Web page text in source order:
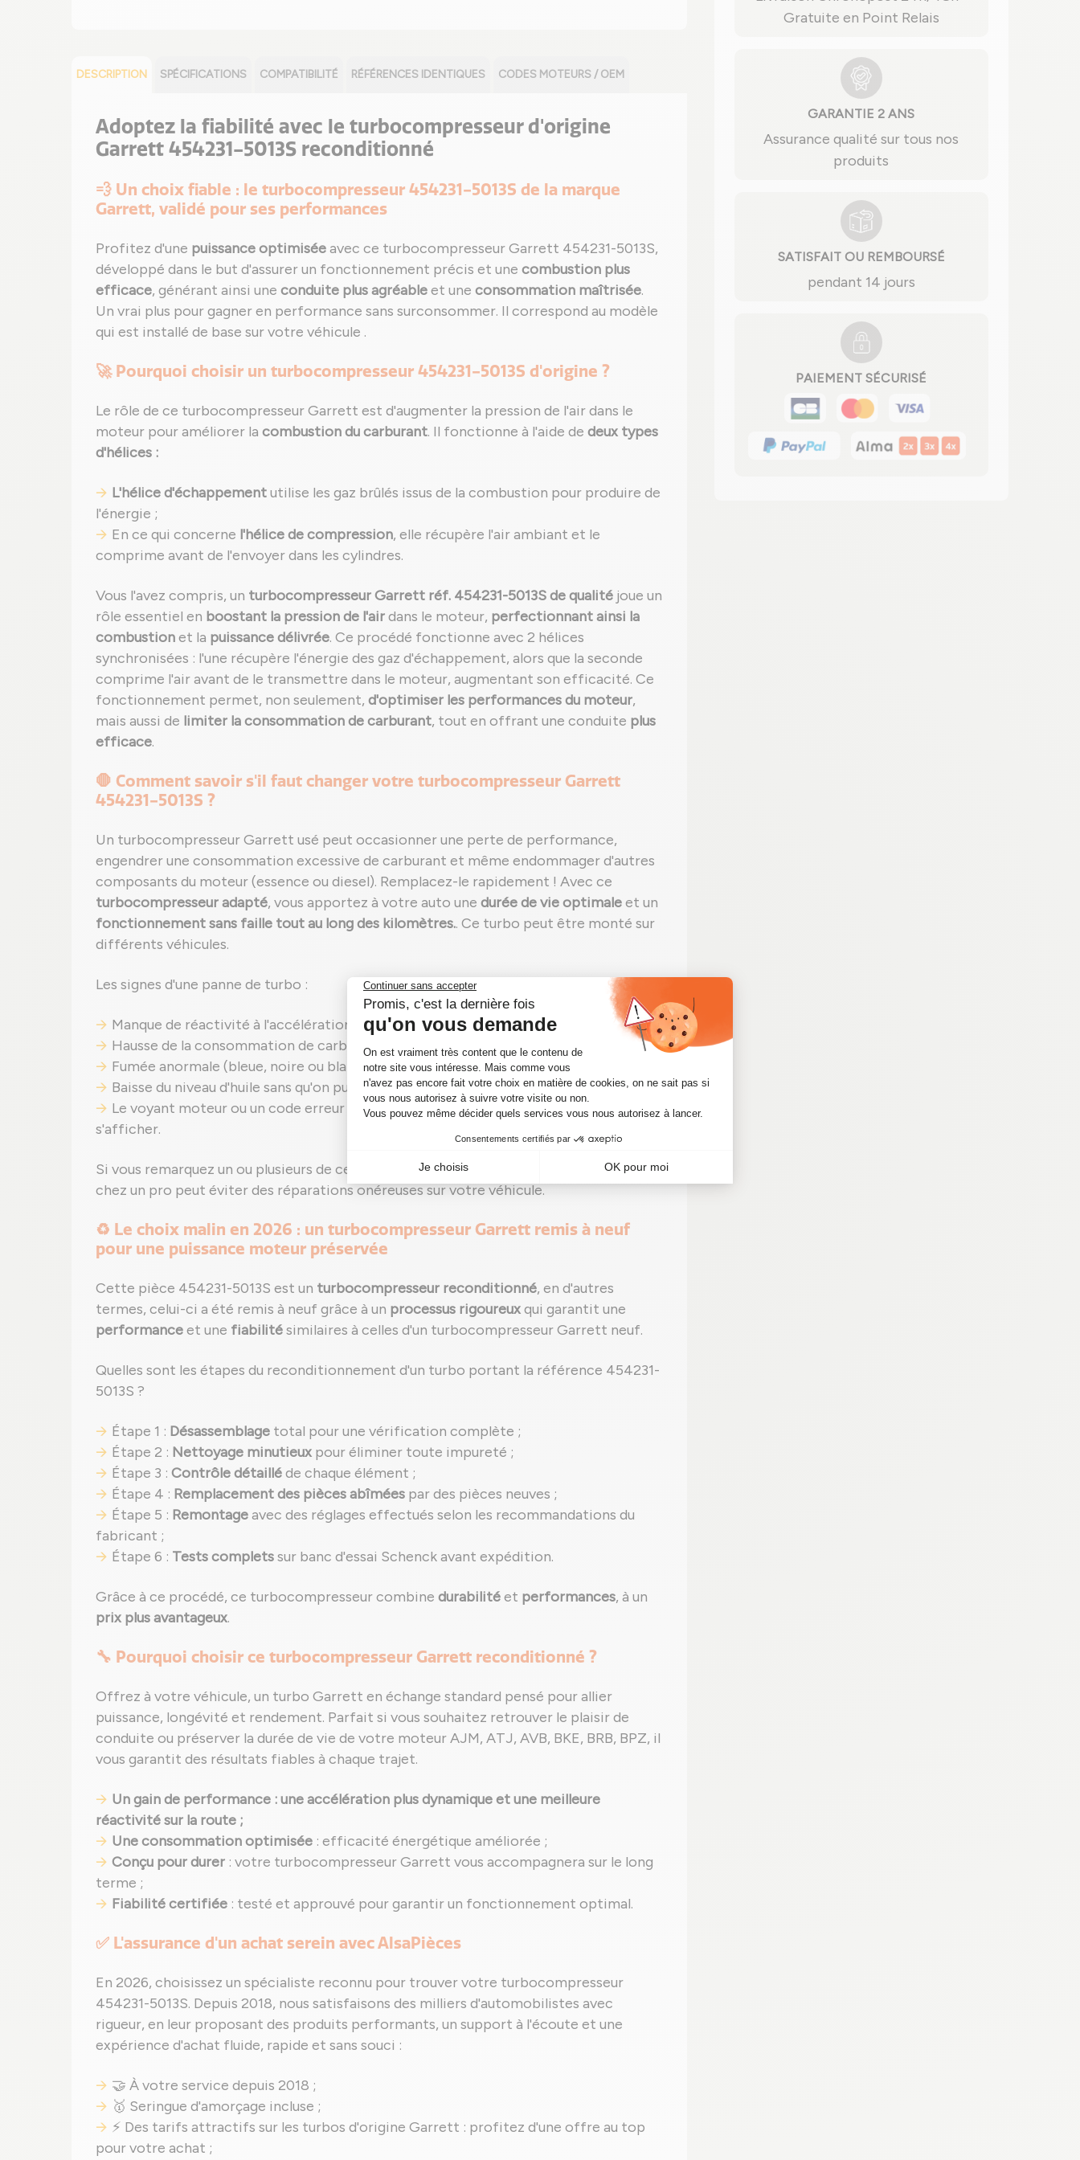
DESCRIPTION SPÉCIFICATIONS COMPATIBILITÉ RÉFÉRENCES IDENTIQUES CODES MOTEURS / OEM
Adoptez la fiabilité avec le turbocompresseur d'origine
Garrett 454231-5013S reconditionné
💨 Un choix fiable : le turbocompresseur 454231-5013S de la marque
Garrett, validé pour ses performances
Profitez d'une puissance optimiséeavec ce turbocompresseur Garrett 454231-5013S,
développé dans le but d'assurer un fonctionnement précis et une combustion plus
efficace, générant ainsi une conduite plus agréableet une consommation maîtrisée.
Un vrai plus pour gagner en performance sans surconsommer. Il correspond au modèle
qui est installé de base sur votre véhicule .
🚀 Pourquoi choisir un turbocompresseur 454231-5013S d'origine ?
Le rôle de ce turbocompresseur Garrett est d'augmenter la pression de l'air dans le
moteur pour améliorer la combustion du carburant. Il fonctionne à l'aide de deux types
d'hélices :
L'hélice d'échappementutilise les gaz brûlés issus de la combustion pour produire de
l'énergie ;
En ce qui concerne l'hélice de compression, elle récupère l'air ambiant et le
comprime avant de l'envoyer dans les cylindres.
Vous l'avez compris, un turbocompresseur Garrett réf. 454231-5013S de qualité joue un
rôle essentiel en boostant la pression de l'airdans le moteur, perfectionnant ainsi la
combustionet la puissance délivrée. Ce procédé fonctionne avec 2 hélices
synchronisées : l'une récupère l'énergie des gaz d'échappement, alors que la seconde
comprime l'air avant de le transmettre dans le moteur, augmentant son efficacité. Ce
fonctionnement permet, non seulement, d'optimiser les performances du moteur,
mais aussi de limiter la consommation de carburant, tout en offrant une conduite plus
efficace.
🛑 Comment savoir s'il faut changer votre turbocompresseur Garrett
454231-5013S ?
Un turbocompresseur Garrett usé peut occasionner une perte de performance,
engendrer une consommation excessive de carburant et même endommager d'autres
composants du moteur (essence ou diesel). Remplacez-le rapidement ! Avec ce
turbocompresseur adapté, vous apportez à votre auto une durée de vie optimaleet un
fonctionnement sans faille tout au long des kilomètres.. Ce turbo peut être monté sur
différents véhicules.
Les signes d'une panne de turbo :
Manque de réactivité à l'accélération ;
Hausse de la consommation de carburant ;
Fumée anormale (bleue, noire ou blanche) et/ou sifflement excessif ;
Baisse du niveau d'huile sans qu'on puisse repérer de fuite ;
Le voyant moteur ou un code erreur (P0299 par exemple pour sous-pression) peut
s'afficher.
Si vous remarquez un ou plusieurs de ces signes, n'attendez pas ! Un simple diagnostic
chez un pro peut éviter des réparations onéreuses sur votre véhicule.
♻️ Le choix malin en 2026 : un turbocompresseur Garrett remis à neuf
pour une puissance moteur préservée
Cette pièce 454231-5013S est un turbocompresseur reconditionné, en d'autres
termes, celui-ci a été remis à neuf grâce à un processus rigoureuxqui garantit une
performanceet une fiabilitésimilaires à celles d'un turbocompresseur Garrett neuf.
Quelles sont les étapes du reconditionnement d'un turbo portant la référence 454231-
5013S ?
Étape 1 : Désassemblage total pour une vérification complète ;
Étape 2 : Nettoyage minutieux pour éliminer toute impureté ;
Étape 3 : Contrôle détailléde chaque élément ;
Étape 4 : Remplacement des pièces abîmées par des pièces neuves ;
Étape 5 : Remontageavec des réglages effectués selon les recommandations du
fabricant ;
Étape 6 : Tests completssur banc d'essai Schenck avant expédition.
Grâce à ce procédé, ce turbocompresseur combine durabilitéet performances, à un
prix plus avantageux.
🔧 Pourquoi choisir ce turbocompresseur Garrett reconditionné ?
Offrez à votre véhicule, un turbo Garrett en échange standard pensé pour allier
puissance, longévité et rendement. Parfait si vous souhaitez retrouver le plaisir de
conduite ou préserver la durée de vie de votre moteur AJM, ATJ, AVB, BKE, BRB, BPZ, il
vous garantit des résultats fiables à chaque trajet.
Un gain de performance : une accélération plus dynamique et une meilleure
réactivité sur la route ;
Une consommation optimisée : efficacité énergétique améliorée ;
Conçu pour durer : votre turbocompresseur Garrett vous accompagnera sur le long
terme ;
Fiabilité certifiée : testé et approuvé pour garantir un fonctionnement optimal.
✅ L'assurance d'un achat serein avec AlsaPièces
En 2026, choisissez un spécialiste reconnu pour trouver votre turbocompresseur
454231-5013S. Depuis 2018, nous satisfaisons des milliers d'automobilistes avec
rigueur, en leur proposant des produits performants, un support à l'écoute et une
expérience d'achat fluide, rapide et sans souci :
🤝 À votre service depuis 2018 ;
🥇 Seringue d'amorçage incluse ;
⚡ Des tarifs attractifs sur les turbos d'origine Garrett : profitez d'une offre au top
pour votre achat ;
Gratuite en Point Relais
GARANTIE 2 ANS
Assurance qualité sur tous nos
produits
SATISFAIT OU REMBOURSÉ
pendant 14 jours
PAIEMENT SÉCURISÉ